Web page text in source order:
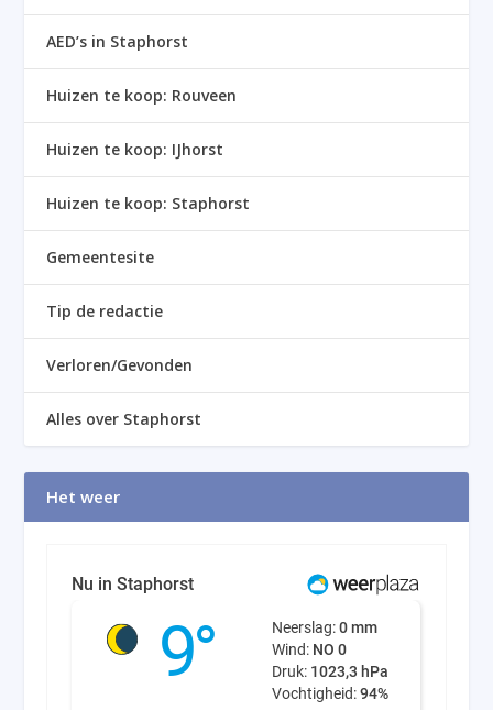
AED’s in Staphorst
Huizen te koop: Rouveen
Huizen te koop: IJhorst
Huizen te koop: Staphorst
Gemeentesite
Tip de redactie
Verloren/Gevonden
Alles over Staphorst
Het weer